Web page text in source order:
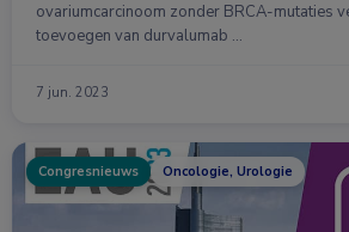
ovariumcarcinoom zonder BRCA-mutaties
toevoegen van durvalumab …
7 jun. 2023
Congresnieuws Oncologie, Urologie